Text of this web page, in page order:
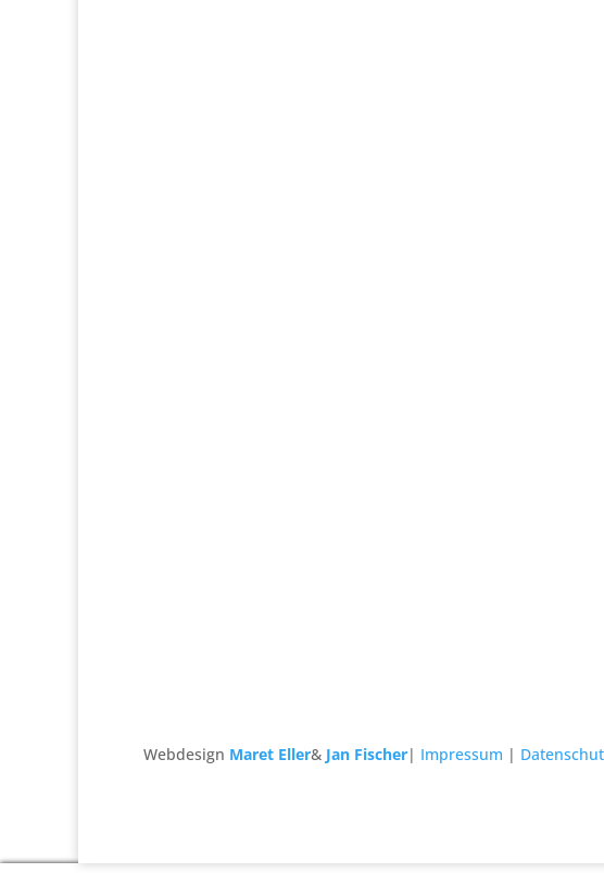
Webdesign Maret Eller& Jan Fischer| Impressum |